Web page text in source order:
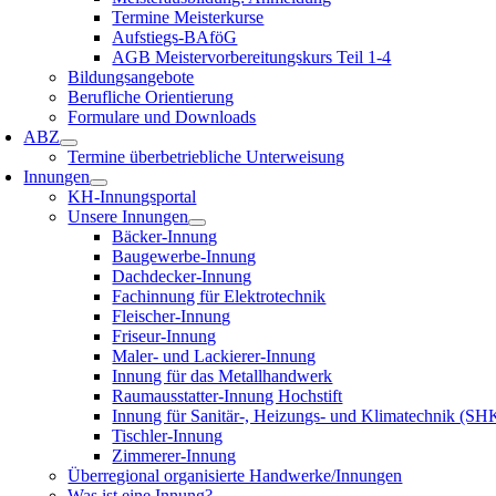
Termine Meisterkurse
Aufstiegs-BAföG
AGB Meistervorbereitungskurs Teil 1-4
Bildungsangebote
Berufliche Orientierung
Formulare und Downloads
ABZ
Termine überbetriebliche Unterweisung
Innungen
KH-Innungsportal
Unsere Innungen
Bäcker-Innung
Baugewerbe-Innung
Dachdecker-Innung
Fachinnung für Elektrotechnik
Fleischer-Innung
Friseur-Innung
Maler- und Lackierer-Innung
Innung für das Metallhandwerk
Raumausstatter-Innung Hochstift
Innung für Sanitär-, Heizungs- und Klimatechnik
Tischler-Innung
Zimmerer-Innung
Überregional organisierte Handwerke/Innungen